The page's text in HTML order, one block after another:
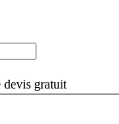
devis gratuit